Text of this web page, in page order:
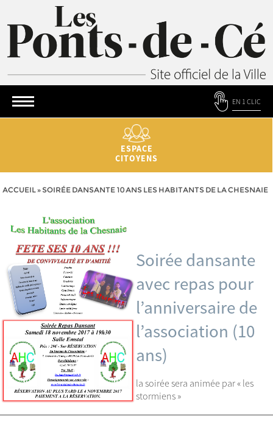
EN 1 CLIC
ESPACE
CITOYENS
ACCUEIL» SOIRÉE DANSANTE 10 ANS LES HABITANTS DE LA CHESNAIE
Soirée dansante
avec repas pour
l’anniversaire de
l’association (10
ans)
la soirée sera animée par « les
stormiens »